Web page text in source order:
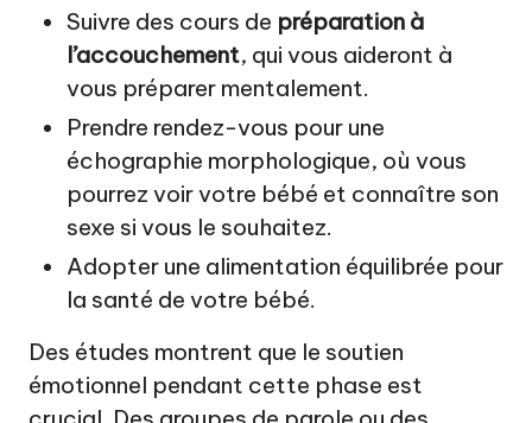
Suivre des cours de préparation à
l’accouchement, qui vous aideront à
vous préparer mentalement.
Prendre rendez-vous pour une
échographie morphologique, où vous
pourrez voir votre bébé et connaître son
sexe si vous le souhaitez.
Adopter une alimentation équilibrée pour
la santé de votre bébé.
Des études montrent que le soutien
émotionnel pendant cette phase est